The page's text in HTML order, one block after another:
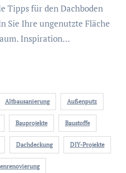
Sie Ihre ungenutzte Fläche
Inspiration…
Altbausanierung Außenputz
Bauprojekte Baustoffe
Dachdeckung DIY-Projekte